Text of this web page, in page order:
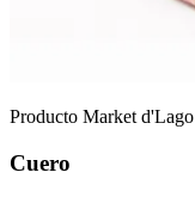
Producto Market d'Lago
Cuero